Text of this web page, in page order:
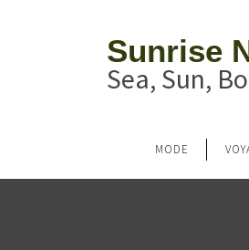
Sunrise
Sea, Sun,
MODE